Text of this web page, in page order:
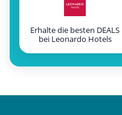
Erhalte die besten DEALS
bei Leonardo Hotels